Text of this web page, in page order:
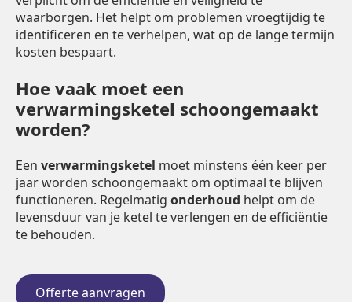
waarborgen. Het helpt om problemen vroegtijdig te
identificeren en te verhelpen, wat op de lange termijn
kosten bespaart.
Hoe vaak moet een
verwarmingsketel schoongemaakt
worden?
Een verwarmingsketel moet minstens één keer per
jaar worden schoongemaakt om optimaal te blijven
functioneren. Regelmatig onderhoud helpt om de
levensduur van je ketel te verlengen en de efficiëntie
te behouden.
Offerte aanvragen